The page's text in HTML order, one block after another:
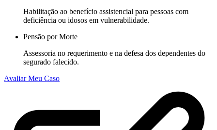
Habilitação ao benefício assistencial para pessoas com
deficiência ou idosos em vulnerabilidade.
Pensão por Morte
Assessoria no requerimento e na defesa dos dependentes do
segurado falecido.
Avaliar Meu Caso